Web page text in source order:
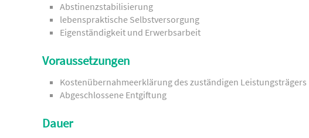
Abstinenzstabilisierung
lebenspraktische Selbstversorgung
Eigenständigkeit und Erwerbsarbeit
Voraussetzungen
Kostenübernahmeerklärung des zuständigen Leistungsträgers
Abgeschlossene Entgiftung
Dauer